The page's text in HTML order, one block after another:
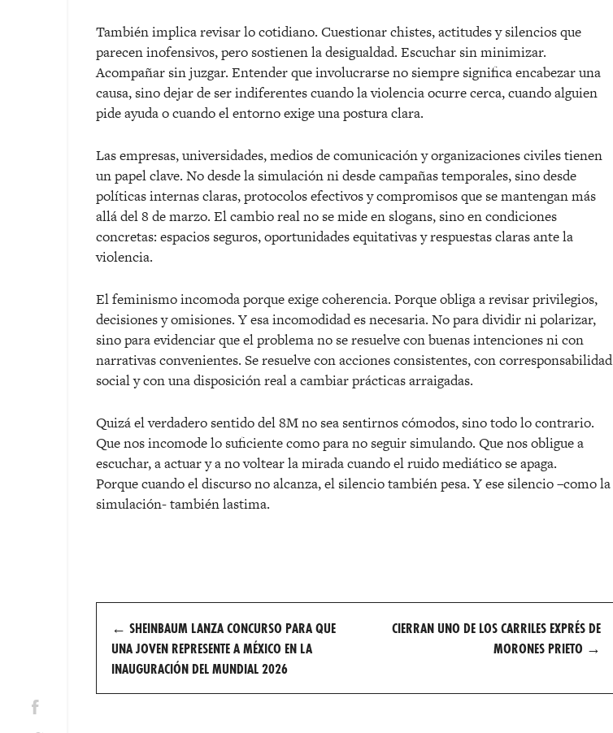
También implica revisar lo cotidiano. Cuestionar chistes, actitudes y silencios que
parecen inofensivos, pero sostienen la desigualdad. Escuchar sin minimizar.
Acompañar sin juzgar. Entender que involucrarse no siempre significa encabezar una
causa, sino dejar de ser indiferentes cuando la violencia ocurre cerca, cuando alguien
pide ayuda o cuando el entorno exige una postura clara.
Las empresas, universidades, medios de comunicación y organizaciones civiles tienen
un papel clave. No desde la simulación ni desde campañas temporales, sino desde
políticas internas claras, protocolos efectivos y compromisos que se mantengan más
alládel 8 de marzo. El cambio real no se mide en slogans, sino en condiciones
concretas: espacios seguros, oportunidades equitativas y respuestas claras ante la
violencia.
El feminismo incomoda porque exige coherencia. Porque obliga a revisar privilegios,
decisiones y omisiones. Y esa incomodidad es necesaria. No para dividir ni polarizar,
sino para evidenciar que el problema no se resuelve con buenas intenciones ni con
narrativas convenientes. Se resuelve con acciones consistentes, con corresponsabilidad
social y con una disposición real a cambiar prácticas arraigadas.
Quizáel verdadero sentido del 8M no sea sentirnos cómodos, sino todo lo contrario.
Que nos incomode lo suficiente como para no seguir simulando. Que nos obligue a
escuchar, a actuar y a no voltear la mirada cuando el ruido mediático se apaga.
Porque cuando el discurso no alcanza, el silencio también pesa. Y ese silencio –como la
simulación-también lastima.
Post
navigation
← SHEINBAUM LANZA CONCURSO PARA QUE
UNA JOVEN REPRESENTE A MÉXICO EN LA
INAUGURACIÓN DEL MUNDIAL 2026
CIERRAN UNO DE LOS CARRILES EXPRÉS DE
MORONES PRIETO →